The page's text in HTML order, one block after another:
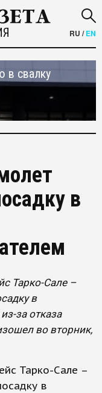
RU /EN
в свалку
в
Тарко-Сале –
в
за отказа
во вторник,
Тарко-Сале –
в